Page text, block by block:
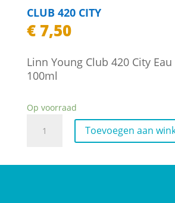
CLUB 420 CITY
€7,50
Linn Young Club 420 City
100ml
Op voorraad
Toevoegen aan